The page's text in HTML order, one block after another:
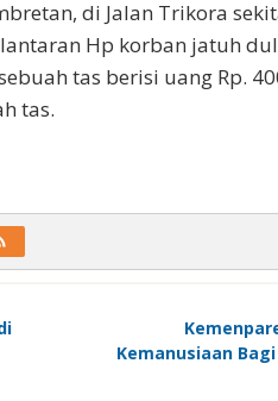
di Jalan Trikora
Hp korban jatuh
tas berisi uang Rp.
tas.
Kemanusiaan